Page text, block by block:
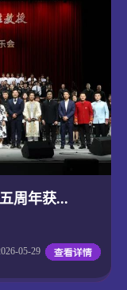
周年获...
05-29